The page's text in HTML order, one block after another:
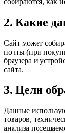
2. Какие
Сайт может
почты (при
браузера и
сайта.
3. Цели
Данные
товаров,
анализа